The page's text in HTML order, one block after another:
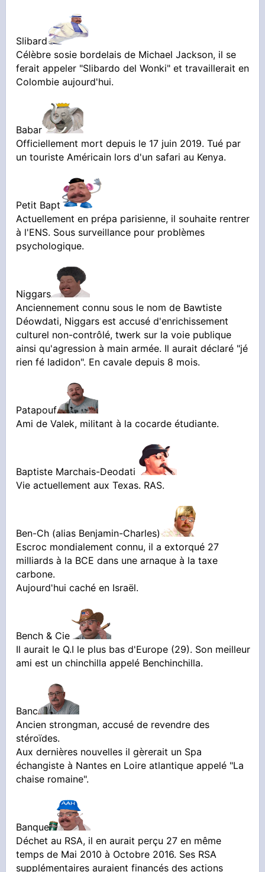
Slibard
Célèbre sosie bordelais de Michael Jackson, il se
ferait appeler "Slibardo del Wonki" et travaillerait en
Colombie aujourd'hui.
Babar
Officiellement mort depuis le 17 juin 2019. Tué par
un touriste Américain lors d'un safari au Kenya.
Petit Bapt
Actuellement en prépa parisienne, il souhaite rentrer
à l'ENS. Sous surveillance pour problèmes
psychologique.
Niggars
Anciennement connu sous le nom de Bawtiste
Déowdati, Niggars est accusé d'enrichissement
culturel non-contrôlé, twerk sur la voie publique
ainsi qu'agression à main armée. Il aurait déclaré "jé
rien fé ladidon". En cavale depuis 8 mois.
Patapouf
Ami de Valek, militant à la cocarde étudiante.
Baptiste Marchais-Deodati
Vie actuellement aux Texas. RAS.
Ben-Ch (alias Benjamin-Charles)
Escroc mondialement connu, il a extorqué 27
milliards à la BCE dans une arnaque à la taxe
carbone.
Aujourd'hui caché en Israël.
Bench & Cie
Il aurait le Q.I le plus bas d'Europe (29). Son meilleur
ami est un chinchilla appelé Benchinchilla.
Banc
Ancien strongman, accusé de revendre des
stéroïdes.
Aux dernières nouvelles il gèrerait un Spa
échangiste à Nantes en Loire atlantique appelé "La
chaise romaine".
Banque
Déchet au RSA, il en aurait perçu 27 en même
temps de Mai 2010 à Octobre 2016. Ses RSA
supplémentaires auraient financés des actions